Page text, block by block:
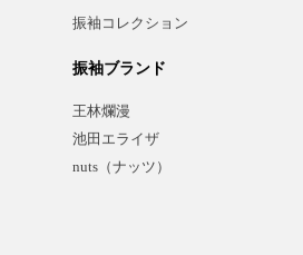
振袖コレクション
振袖ブランド
王林爛漫
池田エライザ
nuts（ナッツ）